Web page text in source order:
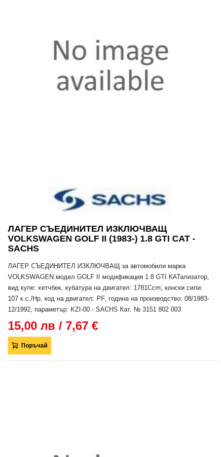
ЛАГЕР СЪЕДИНИТЕЛ ИЗКЛЮЧВАЩ
VOLKSWAGEN GOLF II (1983-) 1.8 GTI CAT -
SACHS
ЛАГЕР СЪЕДИНИТЕЛ ИЗКЛЮЧВАЩ за автомобили марка
VOLKSWAGEN модел GOLF II модификация 1.8 GTI КАТализатор,
вид купе: хетчбек, кубатура на двигател: 1781Ccm, конски сили:
107 к.с./Hp, код на двигател: PF, година на производство: 08/1983-
12/1992, параметър: KZI-00 - SACHS Кат. № 3151 802 003
15,00 лв / 7,67 €
Поръчай